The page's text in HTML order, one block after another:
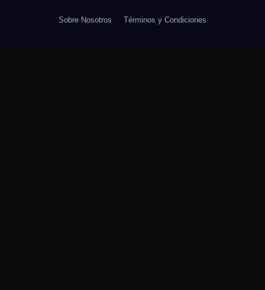
Sobre Nosotros Términos y Condiciones